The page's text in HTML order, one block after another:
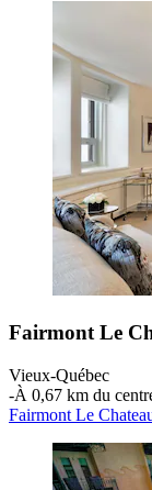
Fairmont Le
Vieux-Québec
‐À 0,67 km du
Fairmont Le